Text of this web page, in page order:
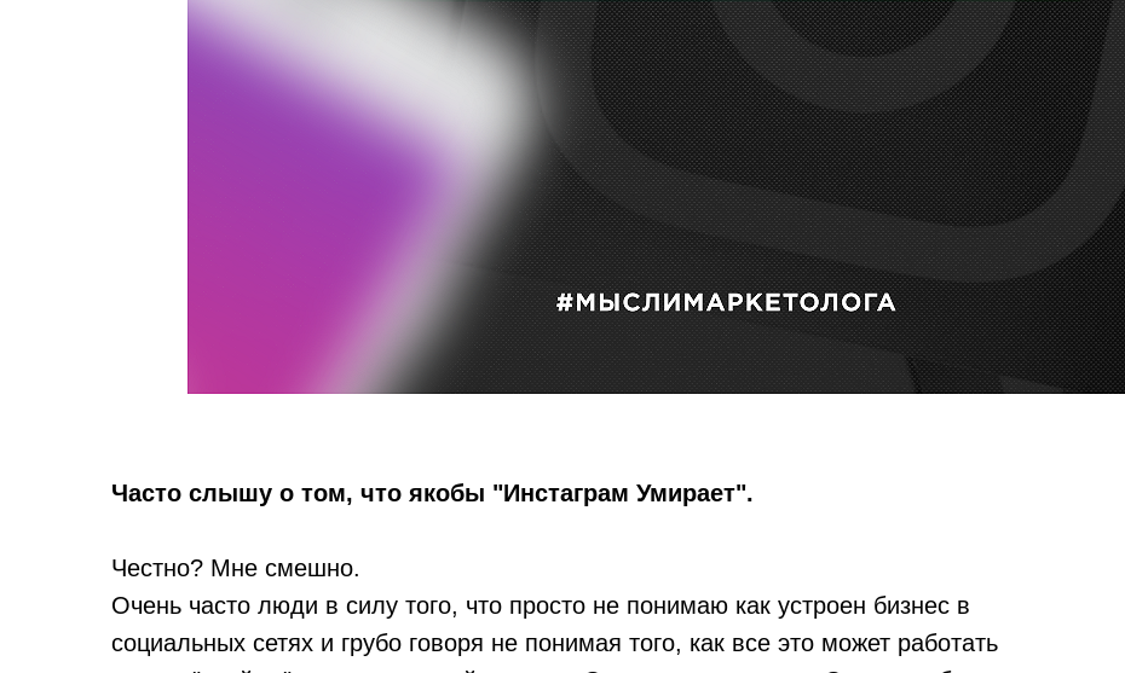
Часто слышу о том, что якобы "Инстаграм Умирает".
Честно? Мне смешно.
Очень часто люди в силу того, что просто не понимаю как устроен бизнес в
социальных сетях и грубо говоря не понимая того, как все это может работать